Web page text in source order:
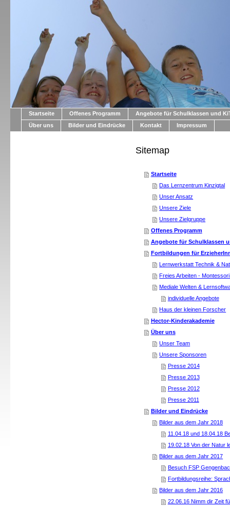
Startseite Offenes Programm
Angebote für Schulklassen und
Über uns
Bilder und Eindrücke Kontakt Impressum
Sitemap
Startseite
Das Lernzentrum Kinzigtal
Unser Ansatz
Unsere Ziele
Unsere Zielgruppe
Offenes Programm
Angebote für Schulklassen
Fortbildungen für
Lernwerkstatt Technik &
Freies Arbeiten -
Mediale Welten &
individuelle Angebote
Haus der kleinen Forscher
Hector-Kinderakademie
Über uns
Unser Team
Unsere Sponsoren
Presse 2014
Presse 2013
Presse 2012
Presse 2011
Bilder und Eindrücke
Bilder aus dem Jahr 2018
11.04.18 und 18.04.18
19.02.18 Von der Natur
Bilder aus dem Jahr 2017
Besuch FSP
Fortbildungsreihe:
Bilder aus dem Jahr 2016
22.06.16 Nimm dir Zeit